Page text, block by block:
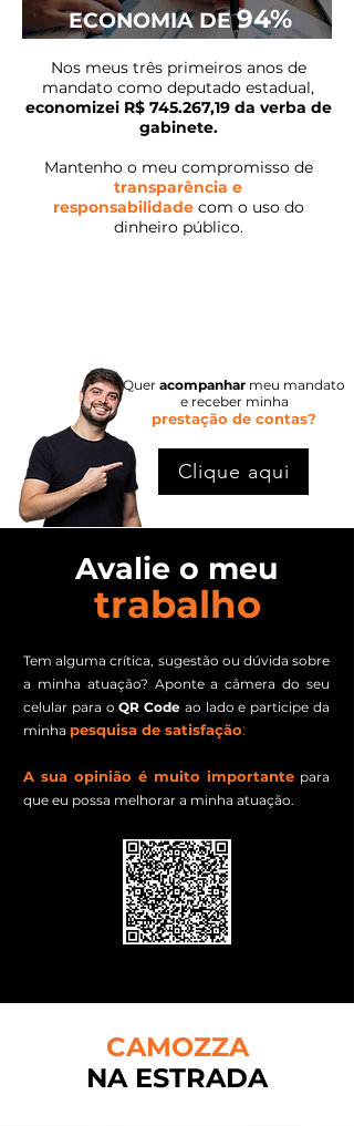
ECONOMIA DE94%
Nos meus três primeiros anos de
mandato como deputado estadual,
economizei R$ 745.267,19 da verba de
gabinete.
Mantenho o meu compromisso de
transparência e
responsabilidadecom o uso do
dinheiro público.
Quer acompanhar meu mandato
e receber minha
prestação de contas?
Clique aqui
Avalie o meu
trabalho
Tem alguma crítica, sugestão ou dúvida sobre
a minha atuação? Aponte a câmera do seu
celular para oQR Code ao lado e participe da
minha pesquisa de satisfação:
A sua opinião é muito importante para
que eu possa melhorar a minha atuação.
CAMOZZA
NA ESTRADA